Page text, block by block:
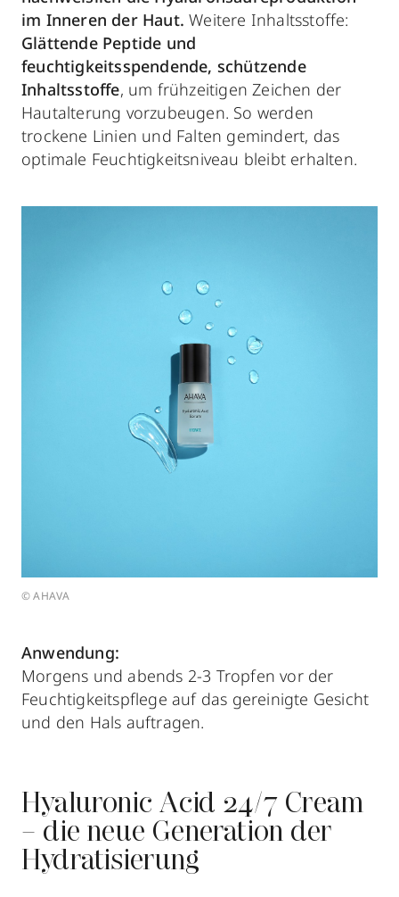
im Inneren der Haut. Weitere Inhaltsstoffe:
Glättende Peptide und
feuchtigkeitsspendende, schützende
Inhaltsstoffe, um frühzeitigen Zeichen der
Hautalterung vorzubeugen. So werden
trockene Linien und Falten gemindert, das
optimale Feuchtigkeitsniveau bleibt erhalten.
© AHAVA
Anwendung:
Morgens und abends 2-3 Tropfen vor der
Feuchtigkeitspflege auf das gereinigte Gesicht
und den Hals auftragen.
Hyaluronic Acid 24/7 Cream
– die neue Generation der
Hydratisierung